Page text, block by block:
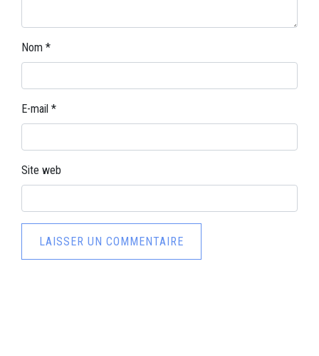
Nom *
E-mail *
Site web